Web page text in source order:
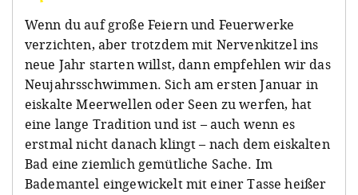
Wenn du auf große Feiern und Feuerwerke
verzichten, aber trotzdem mit Nervenkitzel ins
neue Jahr starten willst, dann empfehlen wir das
Neujahrsschwimmen. Sich am ersten Januar in
eiskalte Meerwellen oder Seen zu werfen, hat
eine lange Tradition und ist – auch wenn es
erstmal nicht danach klingt – nach dem eiskalten
Bad eine ziemlich gemütliche Sache. Im
Bademantel eingewickelt mit einer Tasse heißer